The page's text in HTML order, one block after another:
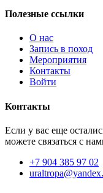
Полезные ссылки
О нас
Запись в поход
Мероприятия
Контакты
Войти
Контакты
Если у вас еще
можете связаться с
+7 904 385 97 02